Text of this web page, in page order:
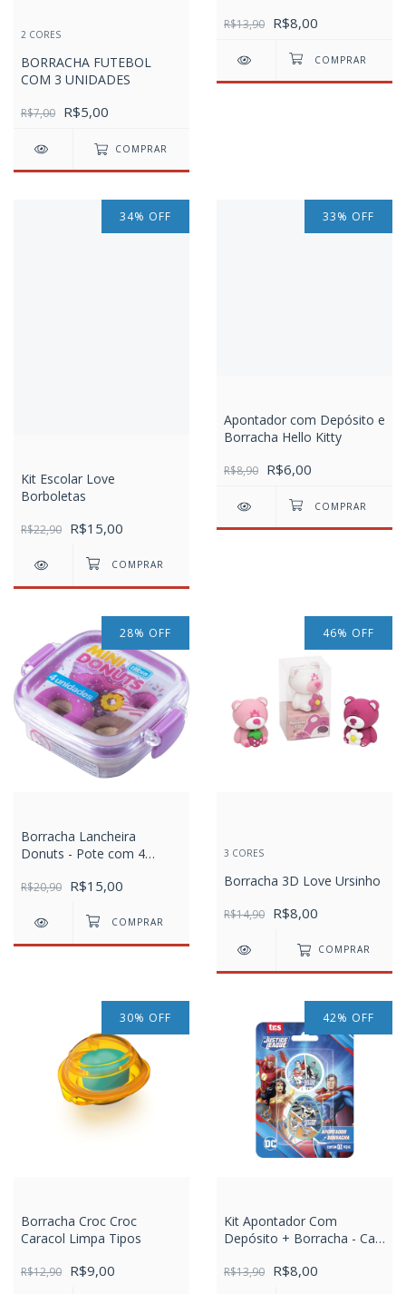
2 CORES
BORRACHA FUTEBOL
COM 3 UNIDADES
R$7,00 R$5,00
COMPRAR
R$13,90 R$8,00
34% OFF
Kit Escolar Love
Borboletas
R$22,90 R$15,00
33% OFF
Apontador com Depósito e
Borracha Hello Kitty
R$8,90 R$6,00
28% OFF
Borracha Lancheira
Donuts - Pote com 4
R$20,90 R$15,00
46% OFF
3 CORES
Borracha 3D Love Ursinho
R$14,90 R$8,00
COMPRAR
30% OFF
Borracha Croc Croc
Caracol Limpa Tipos
R$12,90 R$9,00
42% OFF
Kit Apontador Com
Depósito + Borracha - Cart
R$13,90 R$8,00